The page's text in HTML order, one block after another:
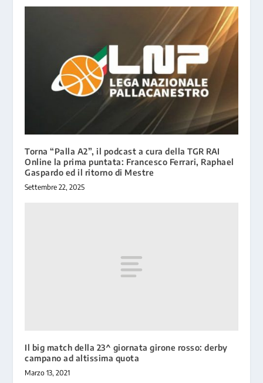
Torna “Palla A2”, il podcast a cura della TGR RAI
Online la prima puntata: Francesco Ferrari, Raphael
Gaspardo ed il ritorno di Mestre
Settembre 22, 2025
Il big match della 23^ giornata girone rosso: derby
campano ad altissima quota
Marzo 13, 2021